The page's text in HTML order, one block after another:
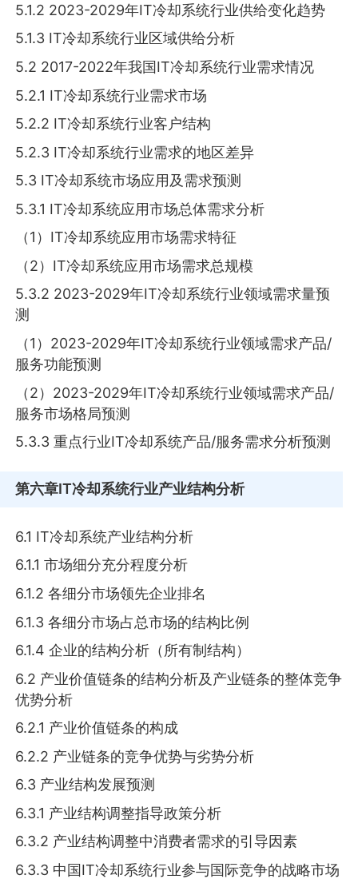
5.1.2 2023-2029年IT冷却系统行业供给变化趋势
5.1.3 IT冷却系统行业区域供给分析
5.2 2017-2022年我国IT冷却系统行业需求情况
5.2.1 IT冷却系统行业需求市场
5.2.2 IT冷却系统行业客户结构
5.2.3 IT冷却系统行业需求的地区差异
5.3 IT冷却系统市场应用及需求预测
5.3.1 IT冷却系统应用市场总体需求分析
（1）IT冷却系统应用市场需求特征
（2）IT冷却系统应用市场需求总规模
5.3.2 2023-2029年IT冷却系统行业领域需求量预
测
（1）2023-2029年IT冷却系统行业领域需求产品/
服务功能预测
（2）2023-2029年IT冷却系统行业领域需求产品/
服务市场格局预测
5.3.3 重点行业IT冷却系统产品/服务需求分析预测
第六章IT冷却系统行业产业结构分析
6.1 IT冷却系统产业结构分析
6.1.1 市场细分充分程度分析
6.1.2 各细分市场领先企业排名
6.1.3 各细分市场占总市场的结构比例
6.1.4 企业的结构分析（所有制结构）
6.2 产业价值链条的结构分析及产业链条的整体竞争
优势分析
6.2.1 产业价值链条的构成
6.2.2 产业链条的竞争优势与劣势分析
6.3 产业结构发展预测
6.3.1 产业结构调整指导政策分析
6.3.2 产业结构调整中消费者需求的引导因素
6.3.3 中国IT冷却系统行业参与国际竞争的战略市场